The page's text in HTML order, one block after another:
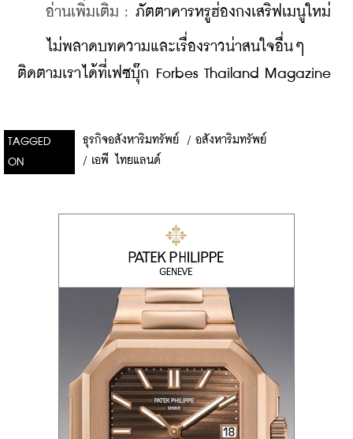
อ่านเพิ่มเติม : ภัตตาคารหรูฮ่องกงเสริฟเมนูใหม่
ไม่พลาดบทความและเรื่องราวน่าสนใจอื่นๆ
ติดตามเราได้ที่เฟซบุ๊ก Forbes Thailand Magazine
TAGGED
ON
ธุรกิจอสังหาริมทรัพย์ / อสังหาริมทรัพย์
/ เอพี ไทยแลนด์